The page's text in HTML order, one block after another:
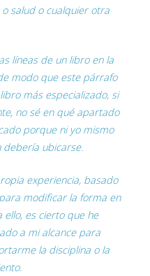
salud o cualquier otra
líneas de un libro en la
modo que este párrafo
más especializado, si
no sé en qué apartado
porque ni yo mismo
ubicarse.
experiencia, basado
modificar la forma en
es cierto que he
a mi alcance para
la disciplina o la